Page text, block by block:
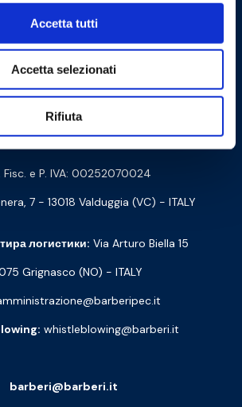
Accetta tutti
Accetta selezionati
Rifiuta
Связаться с нами
Fisc. e P. IVA: 00252070024
7 - 13018 Valduggia (VC) - ITALY
логистики: Via Arturo Biella 15
Grignasco (NO) - ITALY
whistleblowing@barberi.it
barberi@barberi.it